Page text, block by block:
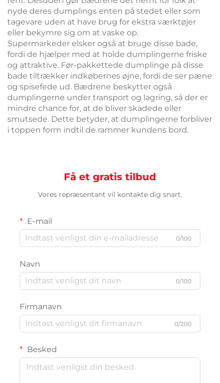
nyde deres dumplings enten på stedet eller som
tagevare uden at have brug for ekstra værktøjer
eller bekymre sig om at vaske op.
Supermarkeder elsker også at bruge disse bade,
fordi de hjælper med at holde dumplingerne friske
og attraktive. Før-pakkettede dumplinge på disse
bade tiltrækker indkøbernes øjne, fordi de ser pæne
og spisefede ud. Bædrene beskytter også
dumplingerne under transport og lagring, så der er
mindre chance for, at de bliver skadede eller
smutsede. Dette betyder, at dumplingerne forbliver
i toppen form indtil de rammer kundens bord.
Få et gratis tilbud
Vores repræsentant vil kontakte dig snart.
E-mail
0/100
Navn
0/100
Firmanavn
0/200
Besked